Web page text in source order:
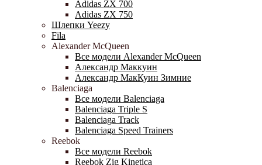
Adidas ZX 700
Adidas ZX 750
Шлепки Yeezy
Fila
Alexander McQueen
Все модели Alexander McQueen
Александр Маккуин
Александр МакКуин Зимние
Balenciaga
Все модели Balenciaga
Balenciaga Triple S
Balenciaga Track
Balenciaga Speed Trainers
Reebok
Все модели Reebok
Reebok Zig Kinetica